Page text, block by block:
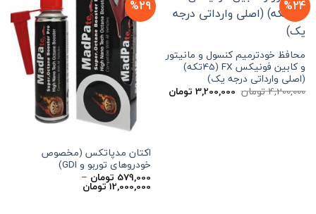
%24
محافظ خودترمیم کنسول و مانیتور
و کابین فونیکس FX (45تکه)
(اصلی وارداتی درجه یک)
4,200,000تومان قیمت
اصلی
3,200,000 تومانقیمت
فعلی
3,200,000 تومان
%29
اکتان مدپاتکس (مخصوص
خودروهای توربو و GDI)
579,000 تومان –
12,000,000تومانمحدوده
قیمت: